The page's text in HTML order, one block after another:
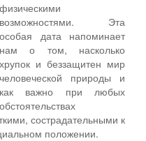
физическими
возможностями. Эта
особая дата напоминает
нам о том, насколько
хрупок и беззащи­тен мир
человеческой природы и
как важно при любых
обсто­ятельствах
сострада­тельными к
положе­нии.